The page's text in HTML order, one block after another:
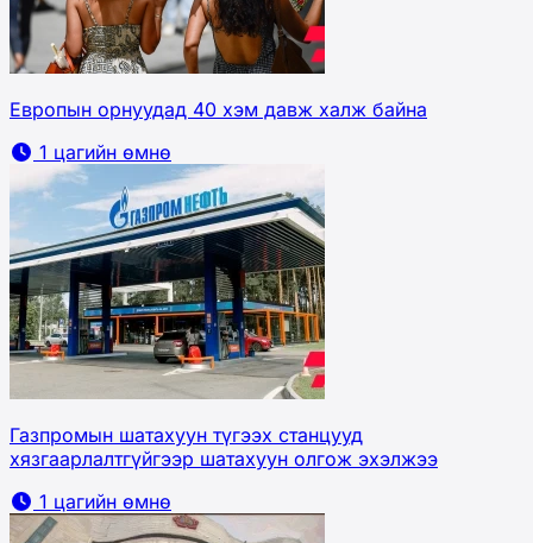
Европын орнуудад 40 хэм давж халж байна
1 цагийн өмнө
Газпромын шатахуун түгээх станцууд
хязгаарлалтгүйгээр шатахуун олгож эхэлжээ
1 цагийн өмнө